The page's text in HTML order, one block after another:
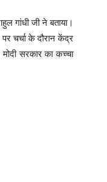
गांधी जी ने बताया।
चर्चा के दौरान केंद्र
सरकार का कच्चा